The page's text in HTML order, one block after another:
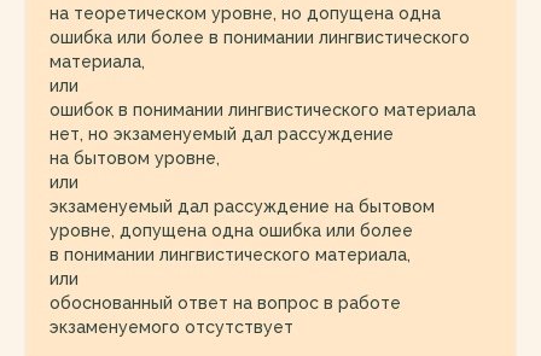
на теоретическом уровне, но допущена одна
ошибка или более в понимании лингвистического
материала,
или
ошибок в понимании лингвистического материала
нет, но экзаменуемый дал рассуждение
на бытовом уровне,
или
экзаменуемый дал рассуждение на бытовом
уровне, допущена одна ошибка или более
в понимании лингвистического материала,
или
обоснованный ответ на вопрос в работе
экзаменуемого отсутствует